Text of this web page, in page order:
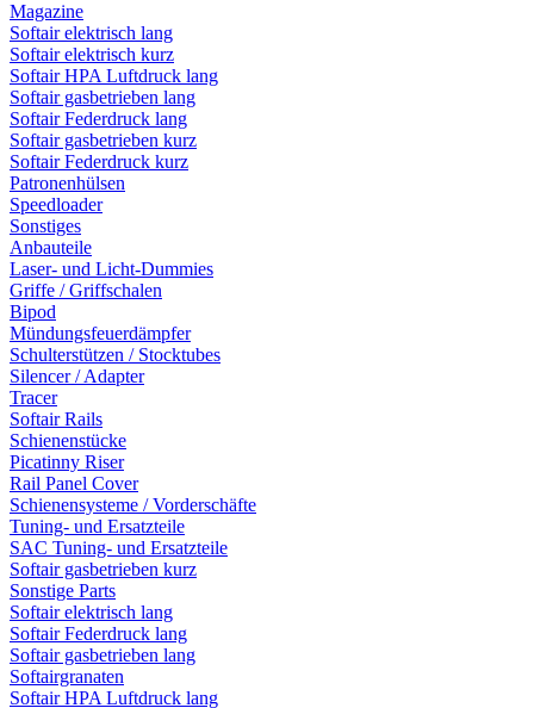
Magazine
Softair elektrisch lang
Softair elektrisch kurz
Softair HPA Luftdruck lang
Softair gasbetrieben lang
Softair Federdruck lang
Softair gasbetrieben kurz
Softair Federdruck kurz
Patronenhülsen
Speedloader
Sonstiges
Anbauteile
Laser- und Licht-Dummies
Griffe / Griffschalen
Bipod
Mündungsfeuerdämpfer
Schulterstützen / Stocktubes
Silencer / Adapter
Tracer
Softair Rails
Schienenstücke
Picatinny Riser
Rail Panel Cover
Schienensysteme / Vorderschäfte
Tuning- und Ersatzteile
SAC Tuning- und Ersatzteile
Softair gasbetrieben kurz
Sonstige Parts
Softair elektrisch lang
Softair Federdruck lang
Softair gasbetrieben lang
Softairgranaten
Softair HPA Luftdruck lang